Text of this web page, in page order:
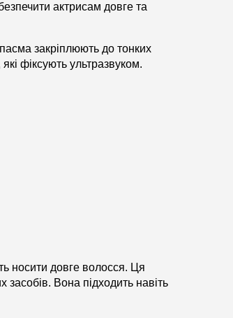
актрисам довге та
закріплюють до тонких
фіксують ультразвуком.
носити довге волосся. Ця
засобів. Вона підходить навіть